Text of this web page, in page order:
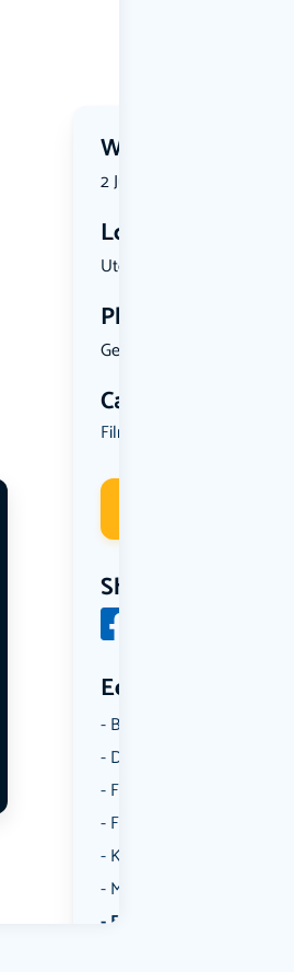
Wanneer?
2 July 2026 | 20:15
Locatie
Utopiazaal...
Plekken
Geen limiet
Categorie
Film
Share
Een aantal
Borrelen
Dansen
Fietsen
Film
Kunst & Cultuur
Muziek
Bekijk alle categorieën